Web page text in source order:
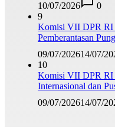
10/07/2026
0
9
Komisi VII DPR RI
Pemberantasan
09/07/202614/07/
10
Komisi VII DPR RI
Internasional dan
09/07/202614/07/